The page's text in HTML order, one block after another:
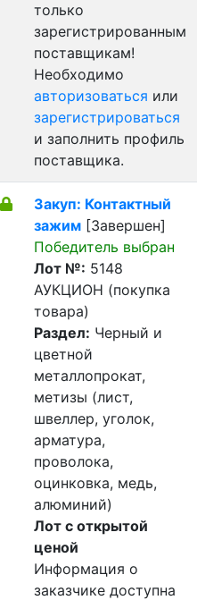
только
зарегистрированным
поставщикам!
Необходимо
авторизоваться или
зарегистрироваться
и заполнить профиль
поставщика.
Закуп: Контактный
зажим [Завершен]
Победитель выбран
Лот №: 5148
АУКЦИОН (покупка
товара)
Раздел: Черный и
цветной
металлопрокат,
метизы (лист,
швеллер, уголок,
арматура,
проволока,
оцинковка, медь,
алюминий)
Лот с открытой
ценой
Информация о
заказчике доступна